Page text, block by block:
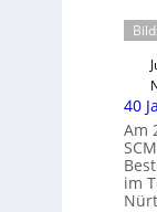
40
Am
im